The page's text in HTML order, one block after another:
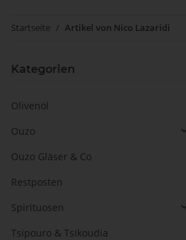
Startseite Artikel von Nico Lazaridi
Kategorien
Olivenöl
Ouzo
Ouzo Gläser & Co
Restposten
Spirituosen
Tsipouro & Tsikoudia